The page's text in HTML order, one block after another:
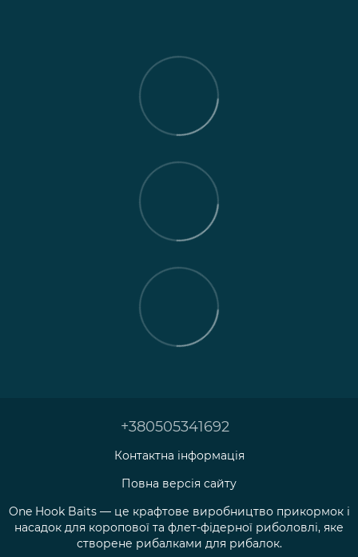
+380505341692
Контактна інформація
Повна версія сайту
One Hook Baits — це крафтове виробництво прикормок і
насадок для коропової та флет-фідерної риболовлі, яке
створене рибалками для рибалок.